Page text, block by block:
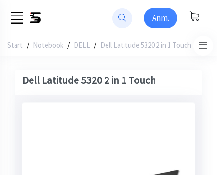
Anm.
Start / Notebook DELL Dell Latitude 5320 2 in 1 Touch
Dell Latitude 5320 2 in 1 Touch